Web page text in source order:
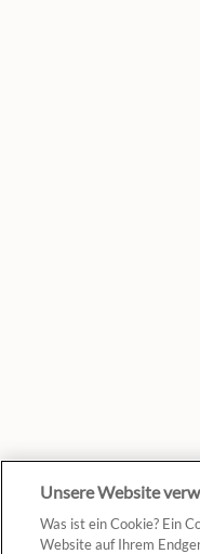
Unsere Website
Was ist ein Cookie? Ein
Website auf Ihrem